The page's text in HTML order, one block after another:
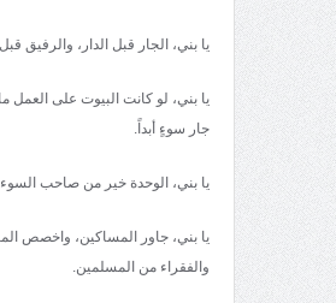
يا بني، الجار قبل الدار، والرفيق
يا بني، لو كانت البيوت على العمل
جار سوءٍ أبداً.
يا بني، الوحدة خير من صاحب
يا بني، جاور المساكين، واخصص
والفقراء من المسلمين.